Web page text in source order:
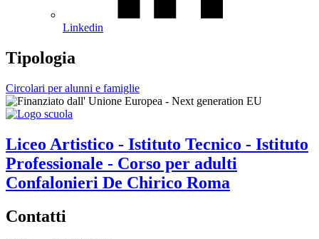
Linkedin
Tipologia
Circolari per alunni e famiglie
Liceo Artistico - Istituto Tecnico - Istituto
Professionale - Corso per adulti
Confalonieri De Chirico Roma
Contatti